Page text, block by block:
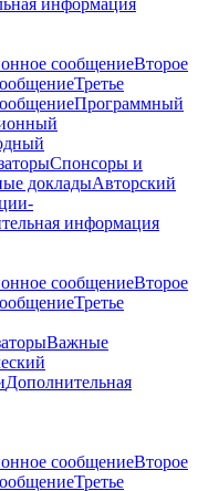
информация
сообщениеВторое
Третье
Программный
Спонсоры и
докладыАвторский
информация
сообщениеВторое
Третье
Важные
Дополнительная
сообщениеВторое
Третье